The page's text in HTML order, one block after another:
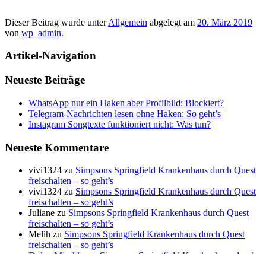
Dieser Beitrag wurde unterAllgemein abgelegt am 20. März 2019
von wp_admin.
Artikel-Navigation
Neueste Beiträge
WhatsApp nur ein Haken aber Profilbild: Blockiert?
Telegram-Nachrichten lesen ohne Haken: So geht’s
Instagram Songtexte funktioniert nicht: Was tun?
Neueste Kommentare
vivi1324 zu Simpsons Springfield Krankenhaus durch Quest
freischalten – so geht’s
vivi1324 zu Simpsons Springfield Krankenhaus durch Quest
freischalten – so geht’s
Juliane zu Simpsons Springfield Krankenhaus durch Quest
freischalten – so geht’s
Melih zu Simpsons Springfield Krankenhaus durch Quest
freischalten – so geht’s